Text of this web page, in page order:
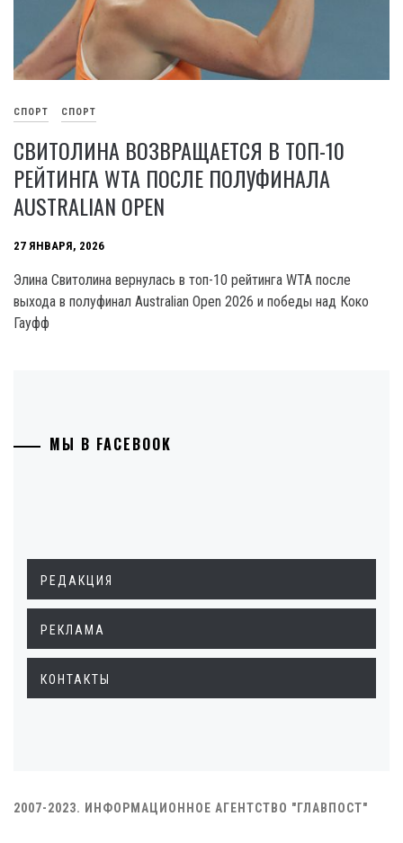
СПОРТ СПОРТ
СВИТОЛИНА ВОЗВРАЩАЕТСЯ В ТОП-10
РЕЙТИНГА WTA ПОСЛЕ ПОЛУФИНАЛА
AUSTRALIAN OPEN
27 ЯНВАРЯ, 2026
Элина Свитолина вернулась в топ-10 рейтинга WTA после
выхода в полуфинал Australian Open 2026 и победы над Коко
Гауфф
МЫ В FACEBOOK
РЕДАКЦИЯ
РЕКЛАМА
КОНТАКТЫ
2007-2023. ИНФОРМАЦИОННОЕ АГЕНТСТВО "ГЛАВПОСТ"